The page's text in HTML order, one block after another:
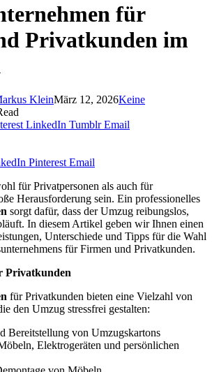
für
Privatkunden im
KleinMärz 12, 2026Keine
LinkedIn Tumblr Email
Pinterest Email
für Privatpersonen als auch für
Herausforderung sein. Ein professionelles
sorgt dafür, dass der Umzug reibungslos,
In diesem Artikel geben wir Ihnen einen
Unterschiede und Tipps für die Wahl
für Firmen und Privatkunden.
Privatkunden
für Privatkunden bieten eine Vielzahl von
den Umzug stressfrei gestalten:
Bereitstellung von Umzugskartons
Elektrogeräten und persönlichen